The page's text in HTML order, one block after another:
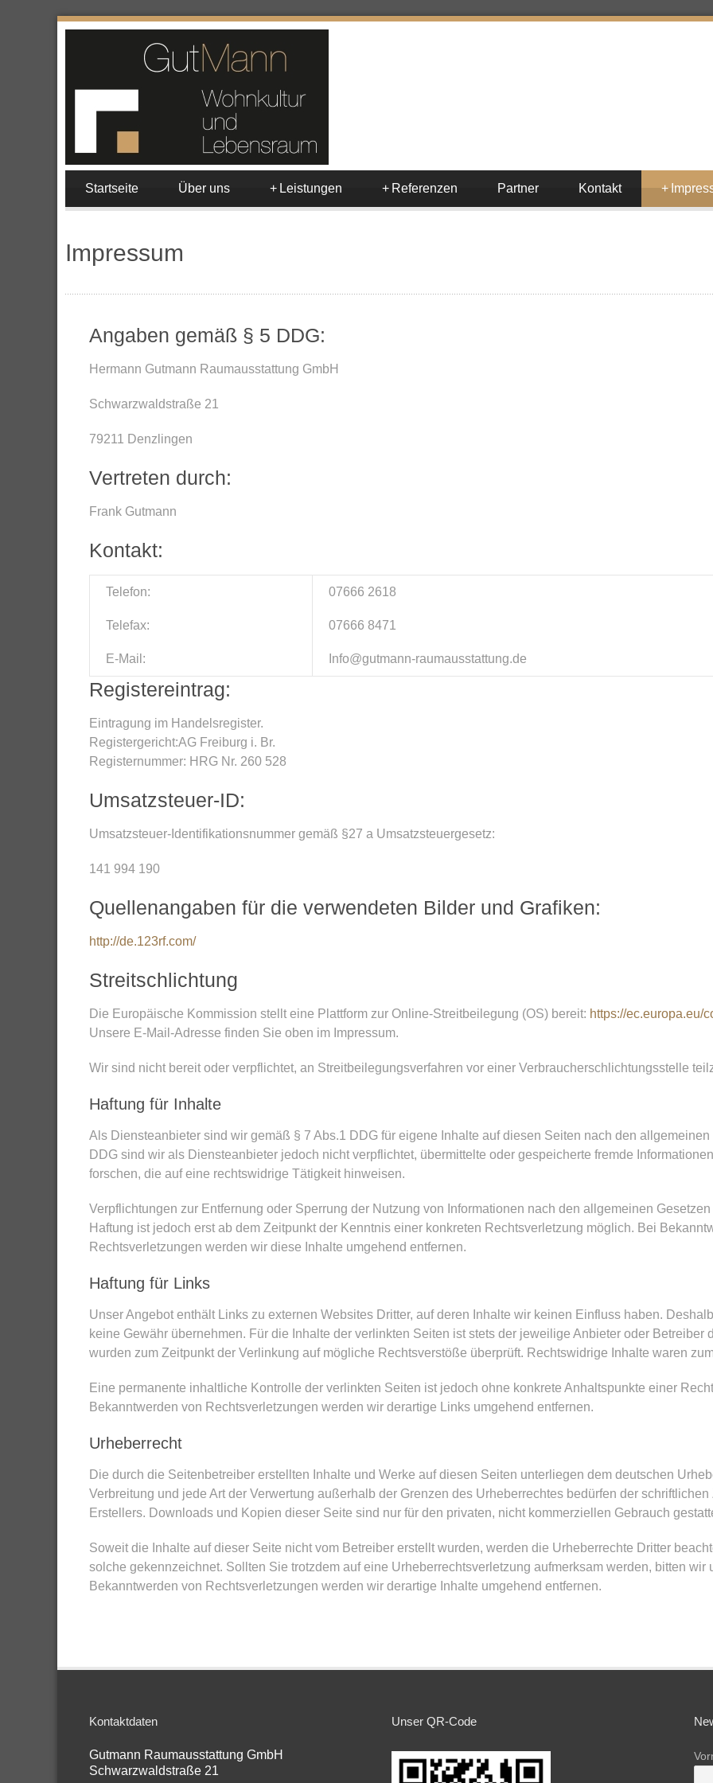
Startseite Über uns Leistungen
+ Referenzen
+ Partner Kontakt +
Impressum
Angaben gemäß § 5 DDG:
Hermann Gutmann Raumausstattung GmbH
Schwarzwaldstraße 21
79211 Denzlingen
Vertreten durch:
Frank Gutmann
Kontakt:
Telefon: 07666 2618
Telefax: 07666 8471
E-Mail: Info@gutmann-raumausstattung.de
Registereintrag:
Eintragung im Handelsregister.
Registergericht:AG Freiburg i. Br.
Registernummer: HRG Nr. 260 528
Umsatzsteuer-ID:
Umsatzsteuer-Identifikationsnummer gemäß §27 a Umsatzsteuergesetz:
141 994 190
Quellenangaben für die verwendeten Bilder und Grafiken:
http://de.123rf.com/
Streitschlichtung
Die Europäische Kommission stellt eine Plattform zur Online-Streitbeilegung (OS) bereit: https://ec.europa.eu/
Unsere E-Mail-Adresse finden Sie oben im Impressum.
Wir sind nicht bereit oder verpflichtet, an Streitbeilegungsverfahren vor einer Verbraucherschlichtungsstelle
Haftung für Inhalte
Als Diensteanbieter sind wir gemäß § 7 Abs.1 DDG für eigene Inhalte auf diesen Seiten nach den
DDG sind wir als Diensteanbieter jedoch nicht verpflichtet, übermittelte oder gespeicherte fremde
forschen, die auf eine rechtswidrige Tätigkeit hinweisen.
Verpflichtungen zur Entfernung oder Sperrung der Nutzung von Informationen nach den allgemeinen
Haftung ist jedoch erst ab dem Zeitpunkt der Kenntnis einer konkreten Rechtsverletzung möglich. Bei
Rechtsverletzungen werden wir diese Inhalte umgehend entfernen.
Haftung für Links
Unser Angebot enthält Links zu externen Websites Dritter, auf deren Inhalte wir keinen Einfluss haben.
keine Gewähr übernehmen. Für die Inhalte der verlinkten Seiten ist stets der jeweilige Anbieter oder
wurden zum Zeitpunkt der Verlinkung auf mögliche Rechtsverstöße überprüft. Rechtswidrige Inhalte waren
Eine permanente inhaltliche Kontrolle der verlinkten Seiten ist jedoch ohne konkrete Anhaltspunkte einer
Bekanntwerden von Rechtsverletzungen werden wir derartige Links umgehend entfernen.
Urheberrecht
Die durch die Seitenbetreiber erstellten Inhalte und Werke auf diesen Seiten unterliegen dem deutschen
Verbreitung und jede Art der Verwertung außerhalb der Grenzen des Urheberrechtes bedürfen der
Erstellers. Downloads und Kopien dieser Seite sind nur für den privaten, nicht kommerziellen Gebrauch
Soweit die Inhalte auf dieser Seite nicht vom Betreiber erstellt wurden, werden die Urheberrechte Dritter
solche gekennzeichnet. Sollten Sie trotzdem auf eine Urheberrechtsverletzung aufmerksam werden, bitten
Bekanntwerden von Rechtsverletzungen werden wir derartige Inhalte umgehend entfernen.
Kontaktdaten
Gutmann Raumausstattung GmbH
Schwarzwaldstraße 21
Unser QR-Code